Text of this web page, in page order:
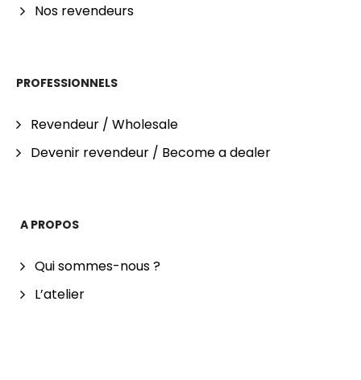
Nos revendeurs
PROFESSIONNELS
Revendeur / Wholesale
Devenir revendeur / Become a dealer
A PROPOS
Qui sommes-nous ?
L’atelier